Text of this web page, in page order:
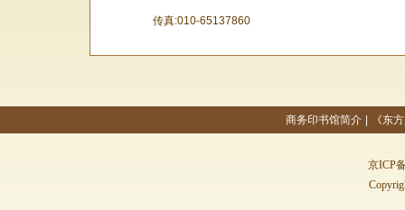
传真:010-65137860
商务印书馆简介 《东
京ICP